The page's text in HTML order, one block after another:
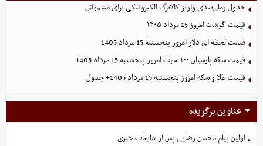
جدول زمان‌بندی واریز کالابرگ الکترونیکی برای مشمولان
قیمت گوشت امروز 15 مرداد ۱۴۰۵
قیمت لحظه ای دلار امروز پنجشنبه 15 مرداد 1405
قیمت سکه پارسیان ۱۰۰ سوت امروز پنجشنبه 15 مرداد 1405
قیمت طلا و سکه امروز پنجشنبه 15 مرداد 1405+ جدول
عناوین برگزیده
اولین پیام محسن رضایی پس از شایعات خبری